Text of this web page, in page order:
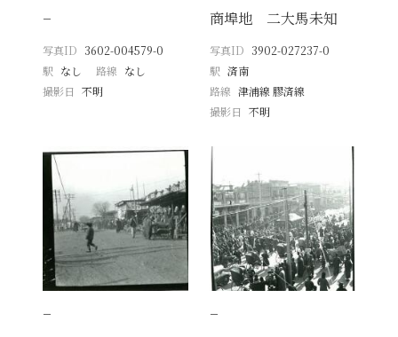
−
写真ID 3602-004579-0
駅 なし 路線 なし
撮影日
不明
商埠地 二大馬未知
写真ID 3902-027237-0
駅 済南
路線 津浦線 膠済線
撮影日 不明
− −